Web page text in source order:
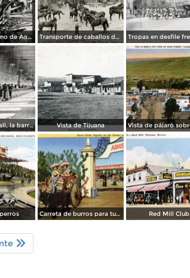
Jardín en el casino de Agua Caliente Transporte de caballos del hipódromo hacia Estados Unidos
Mexicali Beer Hall, la barra más grande del mundo Vista de Tijuana
Carreta de burros para turistas Red Mill Club